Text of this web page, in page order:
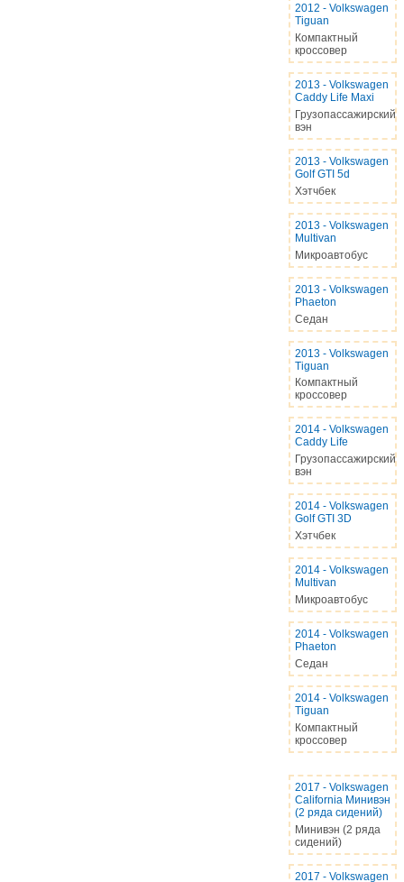
2012 - Volkswagen
Tiguan
Компактный
кроссовер
2013- Volkswagen
Caddy Life Maxi
Грузопассажирский
вэн
2013- Volkswagen
Golf GTI 5d
Хэтчбек
2013- Volkswagen
Multivan
Микроавтобус
2013- Volkswagen
Phaeton
Седан
2013- Volkswagen
Tiguan
Компактный
кроссовер
2014- Volkswagen
Caddy Life
Грузопассажирский
вэн
2014- Volkswagen
Golf GTI 3D
Хэтчбек
2014- Volkswagen
Multivan
Микроавтобус
2014- Volkswagen
Phaeton
Седан
2014- Volkswagen
Tiguan
Компактный
кроссовер
2017 - Volkswagen
California Минивэн
(2 ряда сидений)
Минивэн (2 ряда
сидений)
2017 - Volkswagen